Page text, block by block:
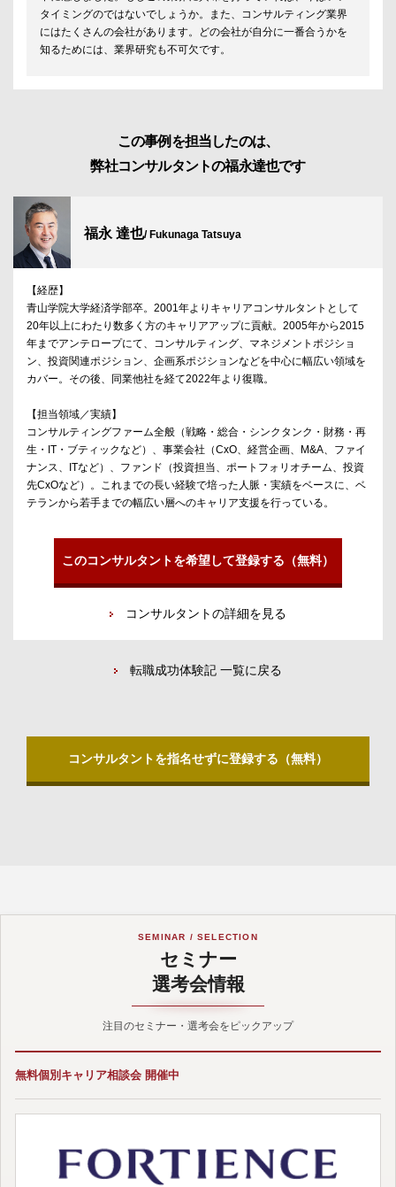
タイミングのではないでしょうか。また、コンサルティング業界
にはたくさんの会社があります。どの会社が自分に一番合うかを
知るためには、業界研究も不可欠です。
この事例を担当したのは、
弊社コンサルタントの福永達也です
福永 達也/ Fukunaga Tatsuya
【経歴】
青山学院大学経済学部卒。2001年よりキャリアコンサルタントとして
20年以上にわたり数多く方のキャリアアップに貢献。2005年から2015
年までアンテロープにて、コンサルティング、マネジメントポジショ
ン、投資関連ポジション、企画系ポジションなどを中心に幅広い領域を
カバー。その後、同業他社を経て2022年より復職。
【担当領域／実績】
コンサルティングファーム全般（戦略・総合・シンクタンク・財務・再
生・IT・ブティックなど）、事業会社（CxO、経営企画、M&A、ファイ
ナンス、ITなど）、ファンド（投資担当、ポートフォリオチーム、投資
先CxOなど）。これまでの長い経験で培った人脈・実績をベースに、ベ
テランから若手までの幅広い層へのキャリア支援を行っている。
このコンサルタントを希望して登録する（無料）
コンサルタントの詳細を見る
転職成功体験記 一覧に戻る
コンサルタントを指名せずに登録する（無料）
SEMINAR / SELECTION
セミナー
選考会情報
注目のセミナー・選考会をピックアップ
無料個別キャリア相談会 開催中